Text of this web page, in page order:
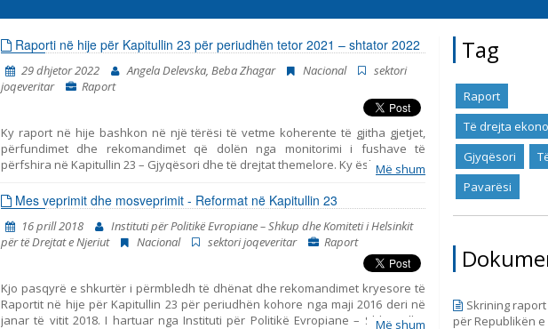
Gjuhë Emër, përshkrim ose fjalen
Raporti në hije për Kapitullin 23 për periudhën tetor 2021 – shtator 2022
29 dhjetor 2022 Angela Delevska, Beba Zhagar Nacional
sektori
joqeveritar
Raport
Ky raport në hije bashkon në një tërësi të vetme koherente të gjitha gjetjet,
përfundimet dhe rekomandimet që dolën nga monitorimi i fushave të
përfshira në Kapitullin 23 – Gjyqësori dhe të drejtat themelore. Ky është raporti
i shtatë i tillë i publikuar nga Instituti për Politika Evropiane (EPI) – Shkup, duke
marrë parasysh komentet dhe opinionet e organizatave joqeveritare. Gjashtë
periudhat e mëparshme mbulojnë periudhat në vijim: tetor 2014 – korrik 2015,
korrik 2015 – prill 2016, maj 2016 – janar 2018, qershor 2018 – mars 2019, prill
2019 – mars 2020 dhe prill 2020 – shtator 2021.
Më shum
Mes veprimit dhe mosveprimit - Reformat në Kapitullin 23
16 prill 2018
Instituti për Politikë Evropiane – Shkup dhe Komiteti i Helsinkit
për të Drejtat e Njeriut
Nacional sektori joqeveritar Raport
Kjo pasqyrë e shkurtër i përmbledh të dhënat dhe rekomandimet kryesore të
Raportit në hije për Kapitullin 23 për periudhën kohore nga maji 2016 deri në
janar të vitit 2018. I hartuar nga Instituti për Politikë Evropiane – Shkup dhe
Më shum
Tag
Raport
Të drejta
Gjyqësori
Pavarësi
Skrining
për Republikën e